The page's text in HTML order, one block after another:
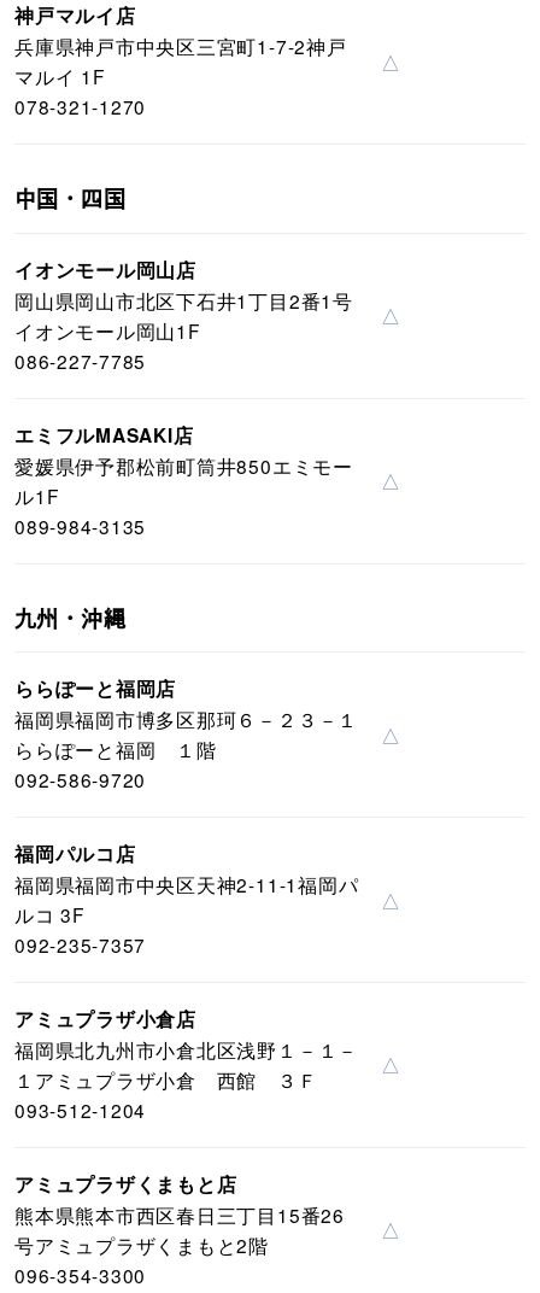
神戸マルイ店
兵庫県神戸市中央区三宮町1-7-2神戸
マルイ 1F
078-321-1270
△
中国・四国
イオンモール岡山店
岡山県岡山市北区下石井1丁目2番1号
イオンモール岡山1F
086-227-7785
△
エミフルMASAKI店
愛媛県伊予郡松前町筒井850エミモー
ル1F
089-984-3135
△
九州・沖縄
ららぽーと福岡店
福岡県福岡市博多区那珂６－２３－１
ららぽーと福岡 １階
092-586-9720
△
福岡パルコ店
福岡県福岡市中央区天神2-11-1福岡パ
ルコ 3F
092-235-7357
△
アミュプラザ小倉店
福岡県北九州市小倉北区浅野１－１－
１アミュプラザ小倉 西館 ３Ｆ
093-512-1204
△
アミュプラザくまもと店
熊本県熊本市西区春日三丁目15番26
号アミュプラザくまもと2階
096-354-3300
△